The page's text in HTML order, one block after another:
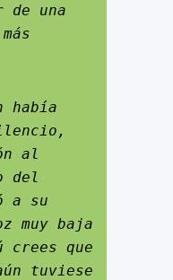
una
había
al
del
a su
muy baja
crees que
tuviese